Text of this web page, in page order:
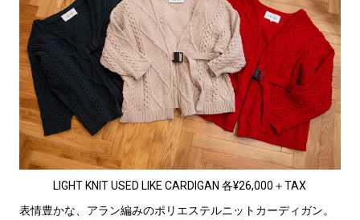
LIGHT KNIT USED LIKE CARDIGAN 各¥26,000＋TAX
表情豊かな、アラン編みのポリエステルニットカーディガン。